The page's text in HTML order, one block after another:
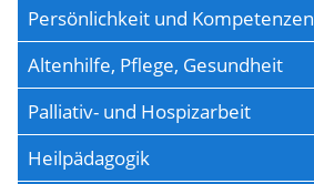
Persönlichkeit und Kompetenzen
Altenhilfe, Pflege, Gesundheit
Palliativ- und Hospizarbeit
Heilpädagogik